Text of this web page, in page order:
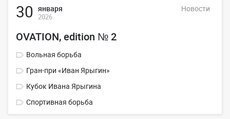
30 января
2026
Новости
ОVATION, edition № 2
Вольная борьба
Гран-при «Иван Ярыгин»
Кубок Ивана Ярыгина
Спортивная борьба